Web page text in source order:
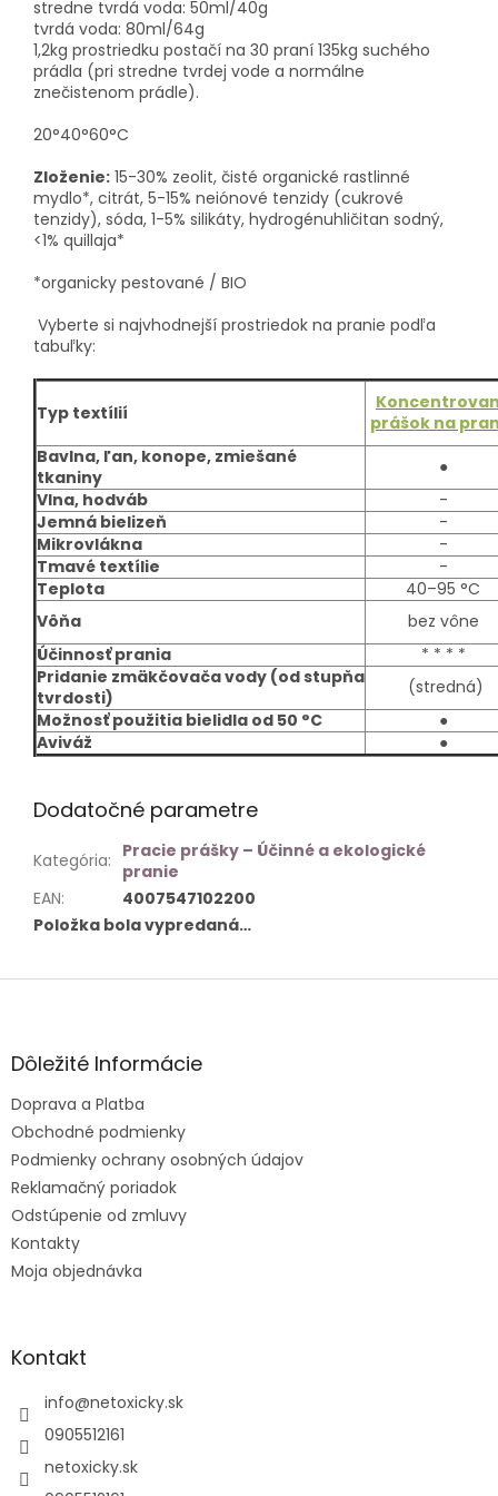
stredne tvrdá voda: 50ml/40g
tvrdá voda: 80ml/64g
1,2kg prostriedku postačí na 30 praní 135kg suchého
prádla (pri stredne tvrdej vode a normálne
znečistenom prádle).
20°40°60°C
Zloženie: 15-30% zeolit, čisté organické rastlinné
mydlo*, citrát, 5-15% neiónové tenzidy (cukrové
tenzidy), sóda, 1-5% silikáty, hydrogénuhličitan sodný,
<1% quillaja*
*organicky pestované / BIO
Vyberte si najvhodnejší prostriedok na pranie podľa
tabuľky:
Typ textílií
prášok na
Bavlna, ľan, konope, zmiešané
tkaniny
●
Vlna, hodváb
-
Jemná bielizeň
-
Mikrovlákna
-
Tmavé textílie
-
Teplota
40–95 °C
Vôňa
bez vône
Účinnosť prania
* * * *
Pridanie zmäkčovača vody (od stupňa
tvrdosti)
(stredná)
Možnosť použitia bielidla od 50 °C
●
Aviváž
●
Dodatočné parametre
Kategória: Pracie prášky – Účinné a ekologické
pranie
EAN:
4007547102200
Položka bola vypredaná…
Z
ä
e
Dôležité Informácie
Doprava a Platba
Obchodné podmienky
Podmienky ochrany osobných údajov
Reklamačný poriadok
Odstúpenie od zmluvy
Kontakty
Moja objednávka
Kontakt
info@netoxicky.sk
0905512161
netoxicky.sk